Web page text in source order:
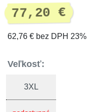
77,20 €
62,76 € bez DPH 23%
Veľkosť:
3XL